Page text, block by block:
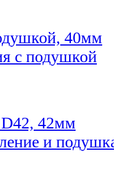
40мм
с подушкой
42мм
и